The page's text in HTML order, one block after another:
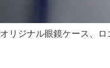
オリジナル眼鏡ケース、